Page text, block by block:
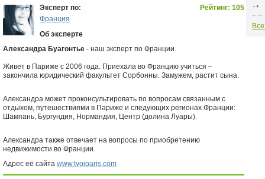
Рейтинг: 105
Эксперт по:
Франция
Об эксперте
Александра Буагонтье - наш эксперт по Франции.
Живет в Париже с 2006 года. Приехала во Францию учиться –
закончила юридический факультет Сорбонны. Замужем, растит сына.
Александра может проконсультировать по вопросам связанным с
отдыхом, путешествиями в Париже и следующих регионах Франции:
Шампань, Бургундия, Нормандия, Центр (долина Луары).
Александра также отвечает на вопросы по приобретению
недвижимости во Франции.
Адрес её сайта www.tvoiparis.com